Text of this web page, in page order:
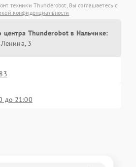
техники Thunderobot, Вы соглашаетесь с
конфиденциальности
центра Thunderobot в Нальчике:
Ленина, 3
до 21:00